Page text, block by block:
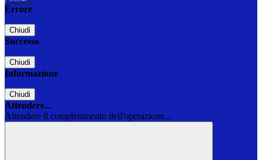
Errore
Chiudi
Successo
Chiudi
Informazione
Chiudi
Attendere...
Attendere il completamento dell'operazione...